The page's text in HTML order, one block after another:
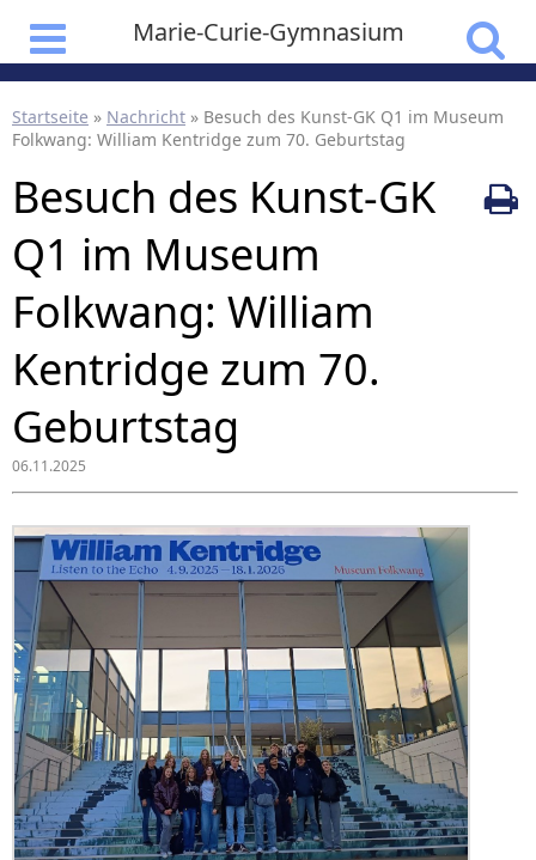
Marie-Curie-Gymnasium
Startseite » Nachricht » Besuch des Kunst-GK Q1 im Museum
Folkwang: William Kentridge zum 70. Geburtstag
Besuch des Kunst-GK
Q1 im Museum
Folkwang: William
Kentridge zum 70.
Geburtstag
06.11.2025